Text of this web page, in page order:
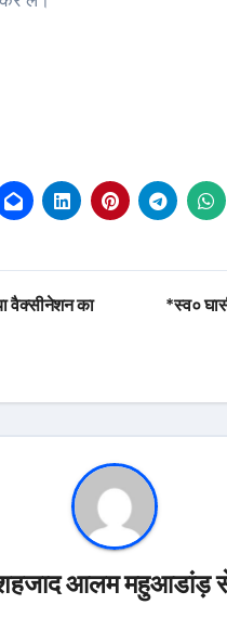
वैक्सीनेशन का
*स्व०
शहजाद आलम महुआडांड़ से